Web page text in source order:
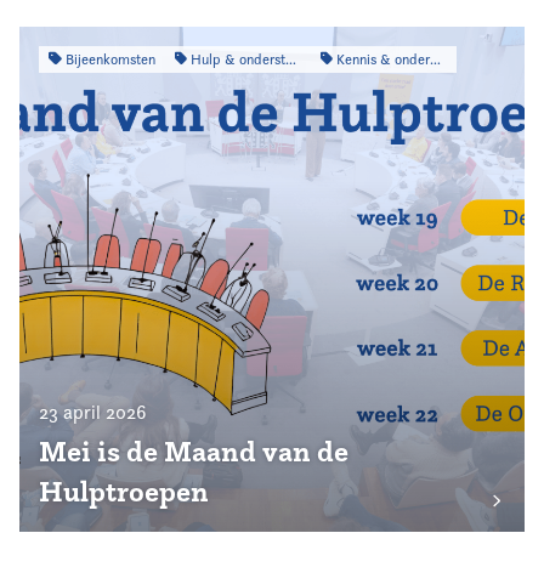
Bijeenkomsten Hulp & ondersteuning Kennis & onderzoek
23 april 2026
Mei is de Maand van de
Hulptroepen